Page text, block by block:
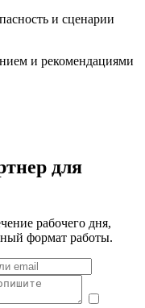
и сценарии
и рекомендациями
для
рабочего дня,
формат работы.